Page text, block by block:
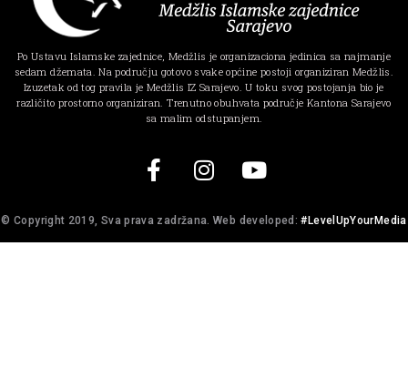
Po Ustavu Islamske zajednice, Medžlis je organizaciona jedinica sa najmanje
sedam džemata. Na području gotovo svake općine postoji organiziran Medžlis.
Izuzetak od tog pravila je Medžlis IZ Sarajevo. U toku svog postojanja bio je
različito prostorno organiziran. Trenutno obuhvata područje Kantona Sarajevo
sa malim odstupanjem.
© Copyright 2019, Sva prava zadržana. Web developed:#LevelUpYourMedia